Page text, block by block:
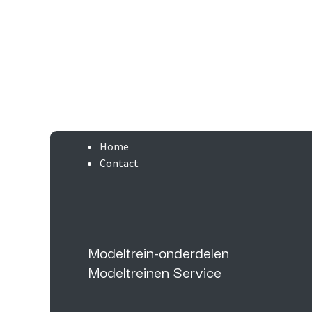
Home
Contact
Modeltrein-onderdelen
Modeltreinen Service